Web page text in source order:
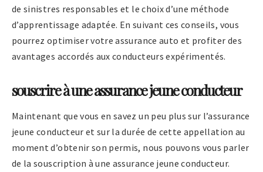
de sinistres responsables et le choix d’une méthode
d’apprentissage adaptée. En suivant ces conseils, vous
pourrez optimiser votre assurance auto et profiter des
avantages accordés aux conducteurs expérimentés.
souscrire à une assurance jeune conducteur
Maintenant que vous en savez un peu plus sur l’assurance
jeune conducteur et sur la durée de cette appellation au
moment d’obtenir son permis, nous pouvons vous parler
de la souscription à une assurance jeune conducteur.